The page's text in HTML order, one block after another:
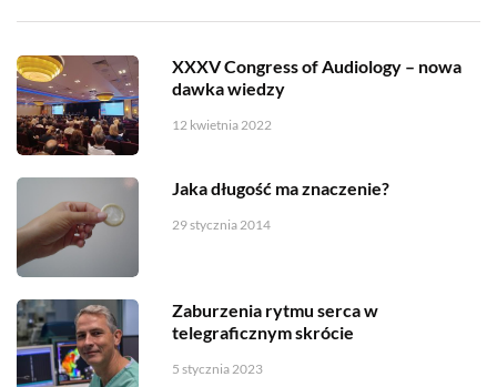
XXXV Congress of Audiology – nowa
dawka wiedzy
12 kwietnia 2022
Jaka długość ma znaczenie?
29 stycznia 2014
Zaburzenia rytmu serca w
telegraficznym skrócie
5 stycznia 2023